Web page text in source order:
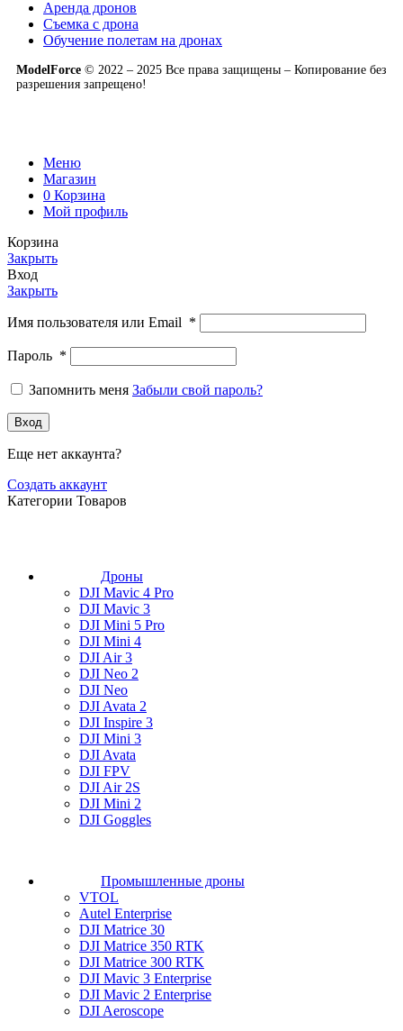
Аренда дронов
Съемка с дрона
Обучение полетам на дронах
ModelForce © 2022 – 2025 Все права защищены – Копирование без
разрешения запрещено!
Меню
Магазин
0 Корзина
Мой профиль
Корзина
Закрыть
Вход
Закрыть
Имя пользователя или Email *
Пароль *
Запомнить меня Забыли свой пароль?
Вход
Еще нет аккаунта?
Создать аккаунт
Категории Товаров
Дроны
DJI Mavic 4 Pro
DJI Mavic 3
DJI Mini 5 Pro
DJI Mini 4
DJI Air 3
DJI Neo 2
DJI Neo
DJI Avata 2
DJI Inspire 3
DJI Mini 3
DJI Avata
DJI FPV
DJI Air 2S
DJI Mini 2
DJI Goggles
Промышленные дроны
VTOL
Autel Enterprise
DJI Matrice 30
DJI Matrice 350 RTK
DJI Matrice 300 RTK
DJI Mavic 3 Enterprise
DJI Mavic 2 Enterprise
DJI Aeroscope